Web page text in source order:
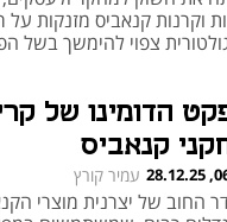
וקרנות קנאביס מזנקות
צפוי להימשך בשל
הדומינו של
קנאביס
עמיר קורץ
החוב של יצרנית מוצרי